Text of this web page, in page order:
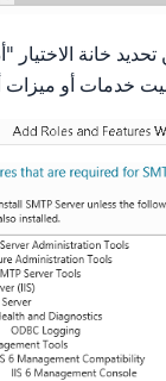
تحديد خانة
خدمات أو